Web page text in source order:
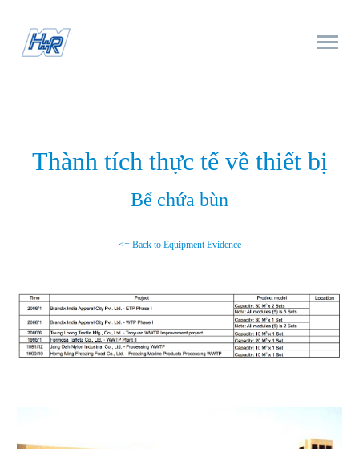
Thành tích thực tế về thiết bị
Bể chứa bùn
<= Back to Equipment Evidence